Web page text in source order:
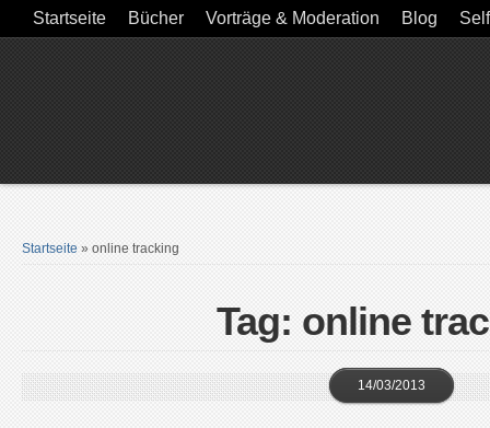
Startseite Bücher Vorträge & Moderation Blog
Startseite » online tracking
Tag: online
14/03/2013